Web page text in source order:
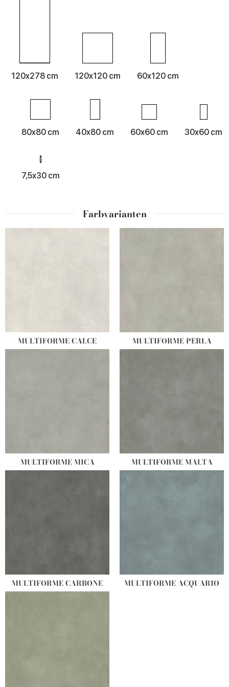
120x278 cm 120x120 cm 60x120 cm
80x80 cm 40x80 cm 60x60 cm 30x60 cm
7,5x30 cm
Farbvarianten
MULTIFORME CALCE MULTIFORME PERLA
MULTIFORME MICA MULTIFORME MALTA
MULTIFORME CARBONE MULTIFORME ACQUARIO